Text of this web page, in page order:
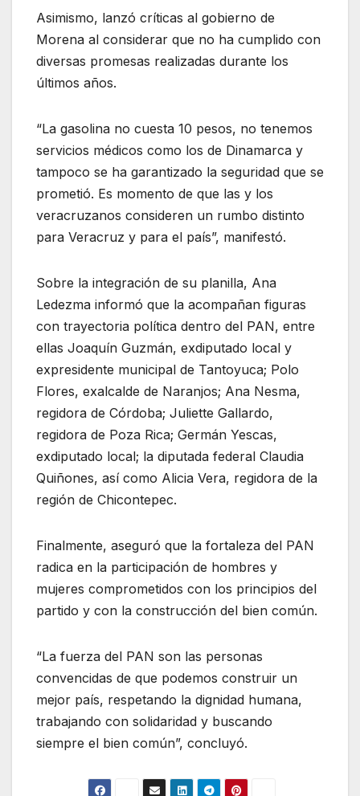
Asimismo, lanzó críticas al gobierno de
Morena al considerar que no ha cumplido con
diversas promesas realizadas durante los
últimos años.
“La gasolina no cuesta 10 pesos, no tenemos
servicios médicos como los de Dinamarca y
tampoco se ha garantizado la seguridad que se
prometió. Es momento de que las y los
veracruzanos consideren un rumbo distinto
para Veracruz y para el país”, manifestó.
Sobre la integración de su planilla, Ana
Ledezma informó que la acompañan figuras
con trayectoria política dentro del PAN, entre
ellas Joaquín Guzmán, exdiputado local y
expresidente municipal de Tantoyuca; Polo
Flores, exalcalde de Naranjos; Ana Nesma,
regidora de Córdoba; Juliette Gallardo,
regidora de Poza Rica; Germán Yescas,
exdiputado local; la diputada federal Claudia
Quiñones, así como Alicia Vera, regidora de la
región de Chicontepec.
Finalmente, aseguró que la fortaleza del PAN
radica en la participación de hombres y
mujeres comprometidos con los principios del
partido y con la construcción del bien común.
“La fuerza del PAN son las personas
convencidas de que podemos construir un
mejor país, respetando la dignidad humana,
trabajando con solidaridad y buscando
siempre el bien común”, concluyó.